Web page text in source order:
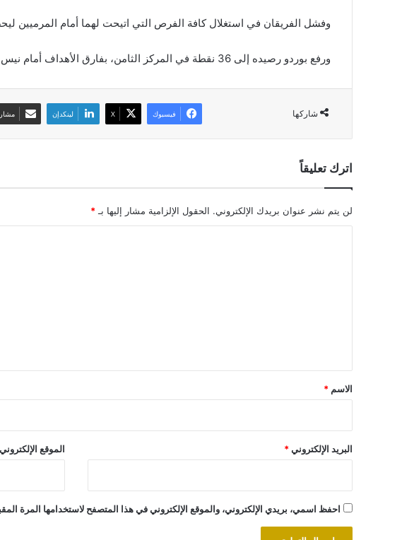
وفشل الفريقان في استغلال كافة الفرص التي اتيحت لهما أمام المرميين
ورفع بوردو رصيده إلى 36 نقطة في المركز الثامن، بفارق الأهداف أمام نيس صاحب المركز التاسع.
شاركها فيسبوك ‫X لينكدإن
اترك تعليقاً
لن يتم نشر عنوان بريدك الإلكتروني. الحقول الإلزامية مشار إليها بـ *
*
الاسم *
البريد الإلكتروني* الموقع الإلكتروني
احفظ اسمي، بريدي الإلكتروني، والموقع الإلكتروني في هذا المتصفح لاستخدامها المرة